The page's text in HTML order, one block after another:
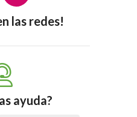
las redes!
ayuda?